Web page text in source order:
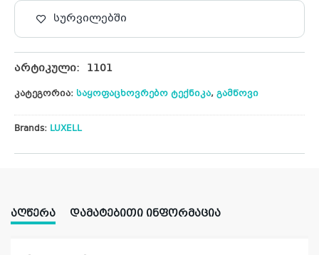
სურვილებში
არტიკული: 1101
კატეგორია: საყოფაცხოვრებო ტექნიკა, გამწოვი
Brands: LUXELL
ᲐᲦᲬᲔᲠᲐ ᲓᲐᲛᲐᲢᲔᲑᲘᲗᲘ ᲘᲜᲤᲝᲠᲛᲐᲪᲘᲐ